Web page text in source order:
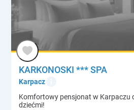
KARKONOSKI *** SPA
Karpacz
Komfortowy pensjonat w Karpaczu
dziećmi!